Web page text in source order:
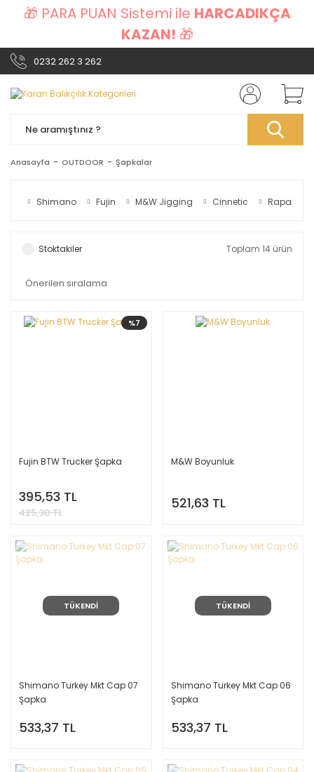
🎁 PARA PUAN Sistemi ile HARCADIKÇA
KAZAN! 🎁
0232 262 3 262
Anasayfa OUTDOOR Şapkalar
Shimano Fujin M&W Jigging Cinnetic Rapala
Stoktakiler Toplam 14 ürün
%7
Fujin BTW Trucker Şapka
395,53 TL
425,30 TL
M&W Boyunluk
521,63 TL
TÜKENDİ
Shimano Turkey Mkt Cap 07
Şapka
533,37 TL
TÜKENDİ
Shimano Turkey Mkt Cap 06
Şapka
533,37 TL